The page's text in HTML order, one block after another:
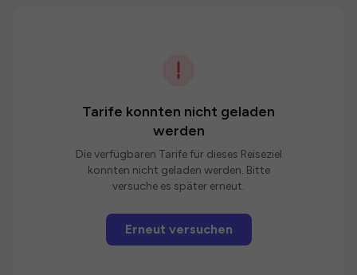
Tarife konnten nicht geladen
werden
Die verfügbaren Tarife für dieses Reiseziel
konnten nicht geladen werden. Bitte
versuche es später erneut.
Erneut versuchen